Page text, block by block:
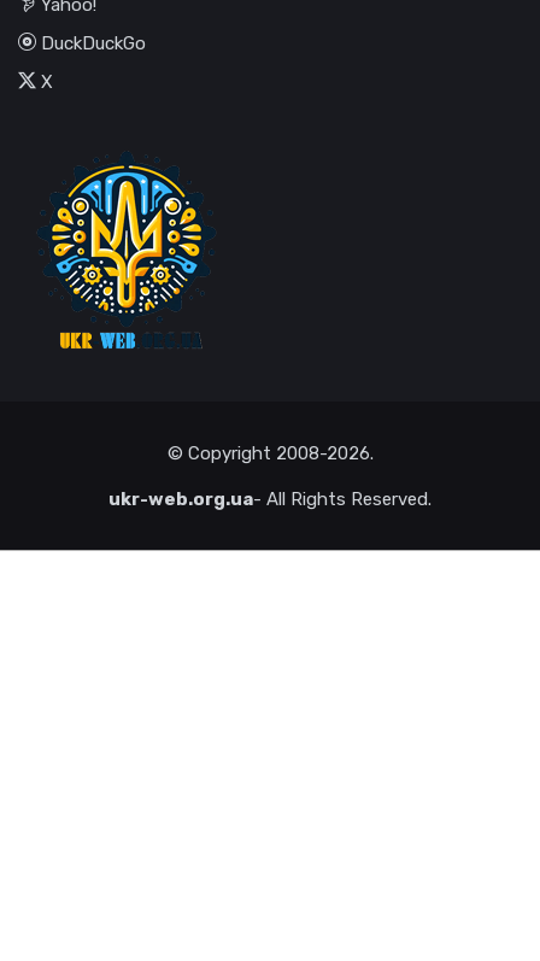
DuckDuckGo
X
© Copyright 2008-2026.
ukr-web.org.ua- All Rights Reserved.